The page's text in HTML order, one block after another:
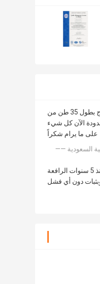
رافعة فوقية ذات عمود مزدوج بطول 35 طن من
الآن كل شيء
على ما يرام شكراً
السعودية
نحن نتعاون مع كوريكرانز منذ 5 سنوات الرافعة
دون أي فشل